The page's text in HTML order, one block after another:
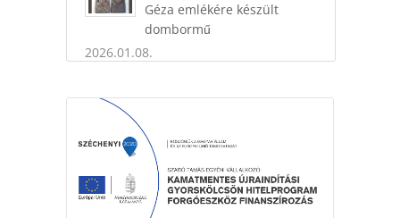
Géza emlékére készült
dombormű
2026.01.08.